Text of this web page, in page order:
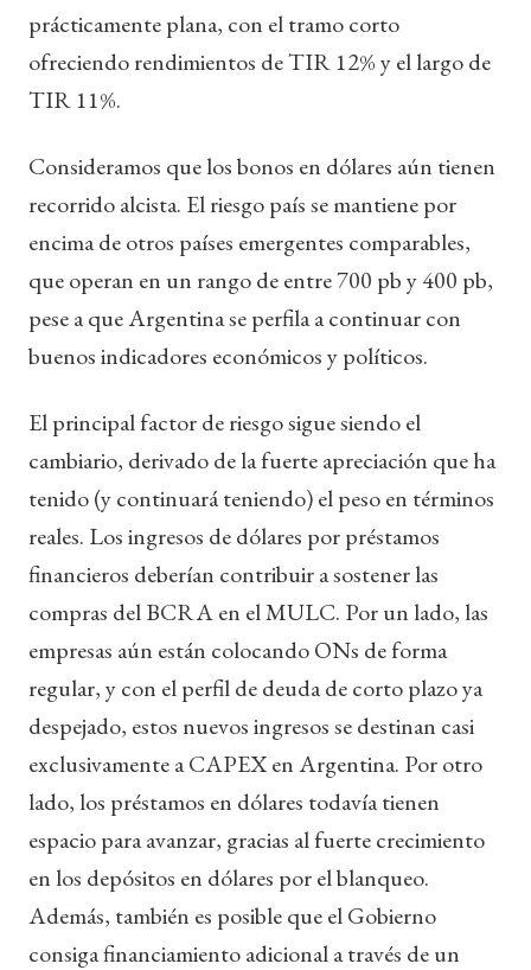
prácticamente plana, con el tramo corto
ofreciendo rendimientos de TIR 12% y el largo de
TIR 11%.
Consideramos que los bonos en dólares aún tienen
recorrido alcista. El riesgo país se mantiene por
encima de otros países emergentes comparables,
que operan en un rango de entre 700 pb y 400 pb,
pese a que Argentina se perfila a continuar con
buenos indicadores económicos y políticos.
El principal factor de riesgo sigue siendo el
cambiario, derivado de la fuerte apreciación que ha
tenido (y continuará teniendo) el peso en términos
reales. Los ingresos de dólares por préstamos
financieros deberían contribuir a sostener las
compras del BCRA en el MULC. Por un lado, las
empresas aún están colocando ONs de forma
regular, y con el perfil de deuda de corto plazo ya
despejado, estos nuevos ingresos se destinan casi
exclusivamente a CAPEX en Argentina. Por otro
lado, los préstamos en dólares todavía tienen
espacio para avanzar, gracias al fuerte crecimiento
en los depósitos en dólares por el blanqueo.
Además, también es posible que el Gobierno
consiga financiamiento adicional a través de un